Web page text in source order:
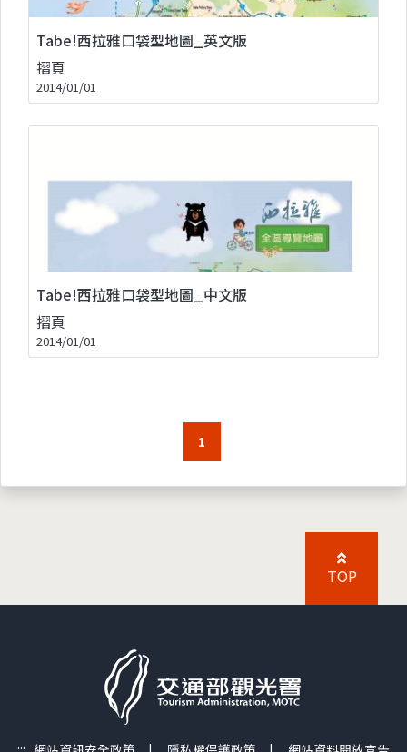
Tabe!西拉雅口袋型地圖_英文版
摺頁
2014/01/01
Tabe!西拉雅口袋型地圖_中文版
摺頁
2014/01/01
1
TOP